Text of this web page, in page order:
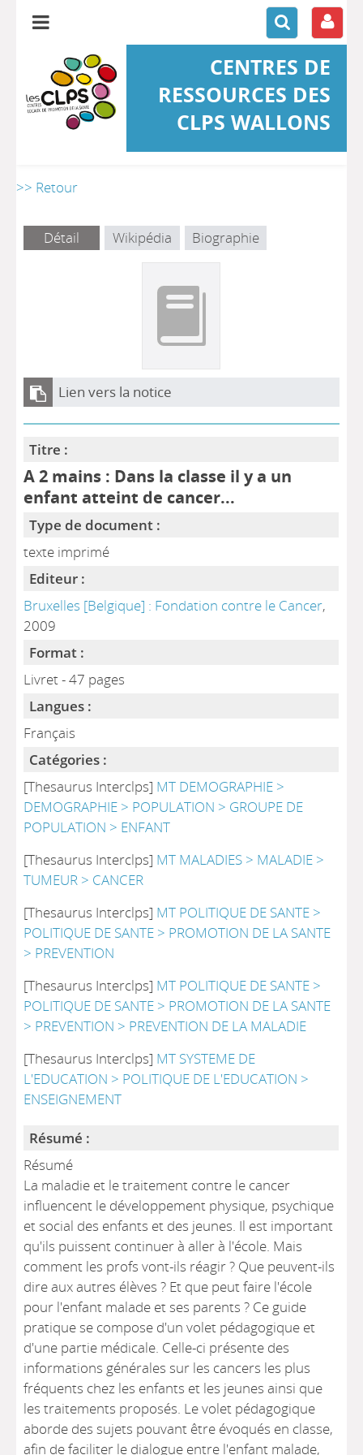
CENTRES DE
RESSOURCES DES
CLPS WALLONS
>> Retour
Détail Wikipédia Biographie
Lien vers la notice
Titre :
A 2 mains : Dans la classe il y a un
enfant atteint de cancer...
Type de document :
texte imprimé
Editeur :
Bruxelles [Belgique] : Fondation contre le Cancer,
2009
Format :
Livret - 47 pages
Langues :
Français
Catégories :
[Thesaurus Interclps] MT DEMOGRAPHIE >
DEMOGRAPHIE > POPULATION > GROUPE DE
POPULATION > ENFANT
[Thesaurus Interclps] MT MALADIES > MALADIE >
TUMEUR > CANCER
[Thesaurus Interclps] MT POLITIQUE DE SANTE >
POLITIQUE DE SANTE > PROMOTION DE LA SANTE
> PREVENTION
[Thesaurus Interclps] MT POLITIQUE DE SANTE >
POLITIQUE DE SANTE > PROMOTION DE LA SANTE
> PREVENTION > PREVENTION DE LA MALADIE
[Thesaurus Interclps] MT SYSTEME DE
L'EDUCATION > POLITIQUE DE L'EDUCATION >
ENSEIGNEMENT
Résumé :
Résumé
La maladie et le traitement contre le cancer
influencent le développement physique, psychique
et social des enfants et des jeunes. Il est important
qu'ils puissent continuer à aller à l'école. Mais
comment les profs vont-ils réagir ? Que peuvent-ils
dire aux autres élèves ? Et que peut faire l'école
pour l'enfant malade et ses parents ? Ce guide
pratique se compose d'un volet pédagogique et
d'une partie médicale. Celle-ci présente des
informations générales sur les cancers les plus
fréquents chez les enfants et les jeunes ainsi que
les traitements proposés. Le volet pédagogique
aborde des sujets pouvant être évoqués en classe,
afin de faciliter le dialogue entre l'enfant malade,